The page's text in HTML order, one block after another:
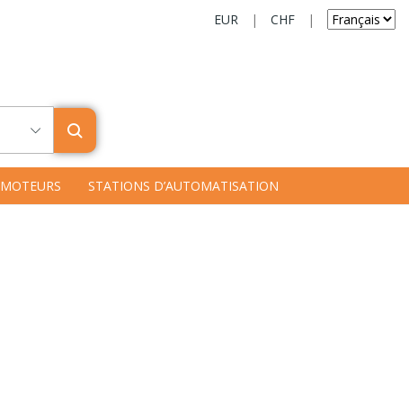
EUR | CHF |
MOTEURS STATIONS D’AUTOMATISATION